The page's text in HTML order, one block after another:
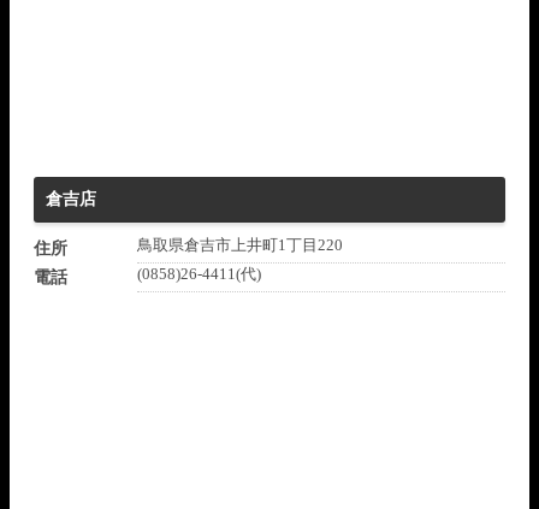
倉吉店
住所
鳥取県倉吉市上井町1丁目220
電話
(0858)26-4411(代)